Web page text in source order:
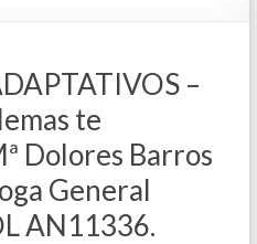
–
te
Dolores Barros
General
AN11336.